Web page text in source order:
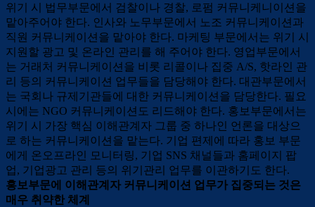
위기 시 법무부문에서 검찰이나 경찰, 로펌 커뮤니케니이션을
맡아주어야 한다. 인사와 노무부문에서 노조 커뮤니케이션과
직원 커뮤니케이션을 맡아야 한다. 마케팅 부문에서는 위기 시
지원할 광고 및 온라인 관리를 해 주어야 한다. 영업부문에서
는 거래처 커뮤니케이션을 비롯 리콜이나 집중 A/S, 핫라인 관
리 등의 커뮤니케이션 업무들을 담당해야 한다. 대관부문에서
는 국회나 규제기관들에 대한 커뮤니케이션을 담당한다. 필요
시에는 NGO 커뮤니케이션도 리드해야 한다. 홍보부문에서는
위기 시 가장 핵심 이해관계자 그룹 중 하나인 언론을 대상으
로 하는 커뮤니케이션을 맡는다. 기업 편제에 따라 홍보 부문
에게 온오프라인 모니터링, 기업 SNS 채널들과 홈페이지 팝
업, 기업광고 관리 등의 위기관리 업무를 이관하기도 한다.
홍보부문에 이해관계자 커뮤니케이션 업무가 집중되는 것은
매우 취약한 체계